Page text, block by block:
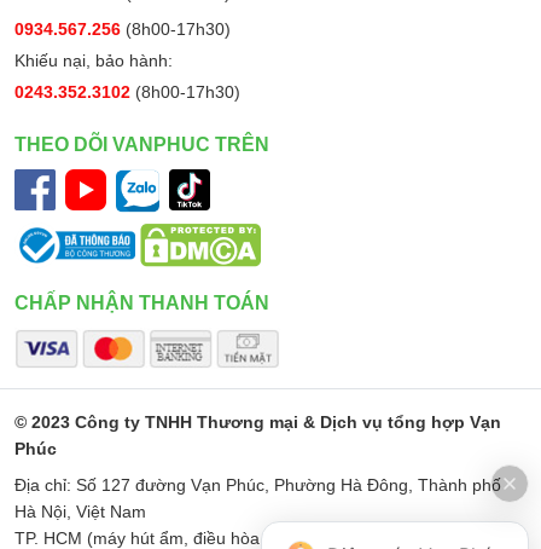
0934.567.256 (8h00-17h30)
Khiếu nại, bảo hành:
0243.352.3102 (8h00-17h30)
THEO DÕI VANPHUC TRÊN
CHẤP NHẬN THANH TOÁN
© 2023 Công ty TNHH Thương mại & Dịch vụ tổng hợp Vạn
Phúc
Địa chỉ: Số 127 đường Vạn Phúc, Phường Hà Đông, Thành phố
Hà Nội, Việt Nam
TP. HCM (máy hút ẩm, điều hòa di động): Số 187 Đường Minh